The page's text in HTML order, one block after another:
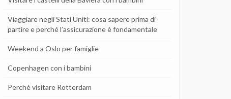
Viaggiare negli Stati Uniti: cosa sapere prima di
partire e perché l’assicurazione è fondamentale
Weekend a Oslo per famiglie
Copenhagen con i bambini
Perché visitare Rotterdam